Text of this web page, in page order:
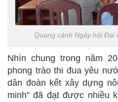
Quang cảnh Ngày hội Đại
Nhìn chung trong năm
phong trào thi đua yêu
dân đoàn kết xây dựng
minh” đã đạt được nhiều